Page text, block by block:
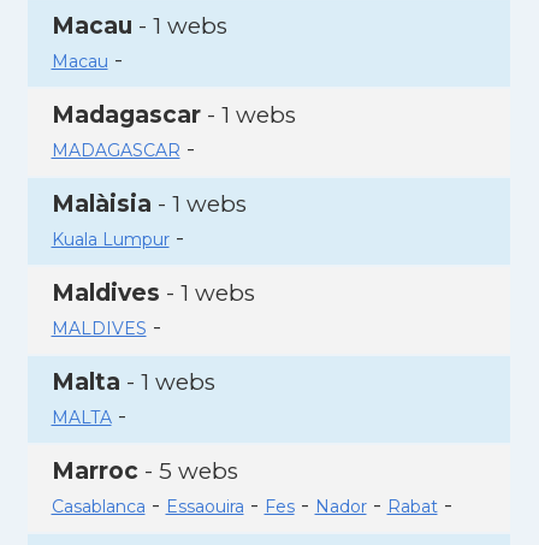
Macau - 1 webs
Macau -
Madagascar- 1 webs
MADAGASCAR -
Malàisia - 1 webs
Kuala Lumpur-
Maldives - 1 webs
MALDIVES -
Malta - 1 webs
MALTA-
Marroc - 5 webs
Casablanca - Essaouira - Fes- Nador- Rabat-